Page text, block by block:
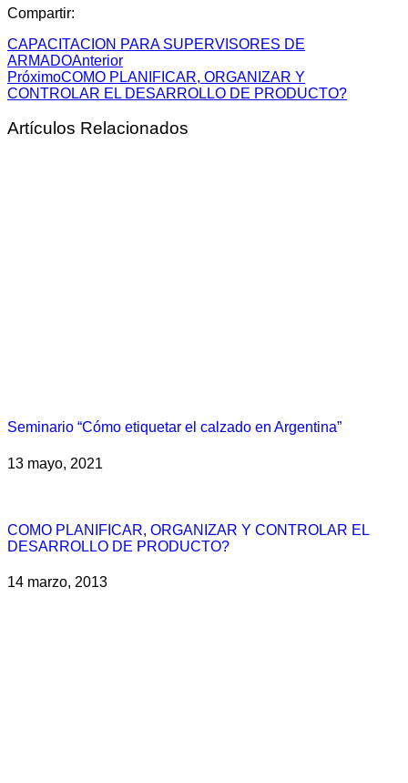
Compartir:
CAPACITACION PARA SUPERVISORES DE
ARMADOAnterior
PróximoCOMO PLANIFICAR, ORGANIZAR Y
CONTROLAR EL DESARROLLO DE PRODUCTO?
Artículos Relacionados
Seminario “Cómo etiquetar el calzado en Argentina”
13 mayo, 2021
COMO PLANIFICAR, ORGANIZAR Y CONTROLAR EL
DESARROLLO DE PRODUCTO?
14 marzo, 2013